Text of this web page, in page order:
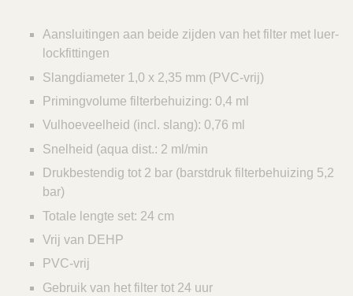
Aansluitingen aan beide zijden van het filter met luer-
lockfittingen
Slangdiameter 1,0 x 2,35 mm (PVC-vrij)
Primingvolume filterbehuizing: 0,4 ml
Vulhoeveelheid (incl. slang): 0,76 ml
Snelheid (aqua dist.: 2 ml/min
Drukbestendig tot 2 bar (barstdruk filterbehuizing 5,2
bar)
Totale lengte set: 24 cm
Vrij van DEHP
PVC-vrij
Gebruik van het filter tot 24 uur